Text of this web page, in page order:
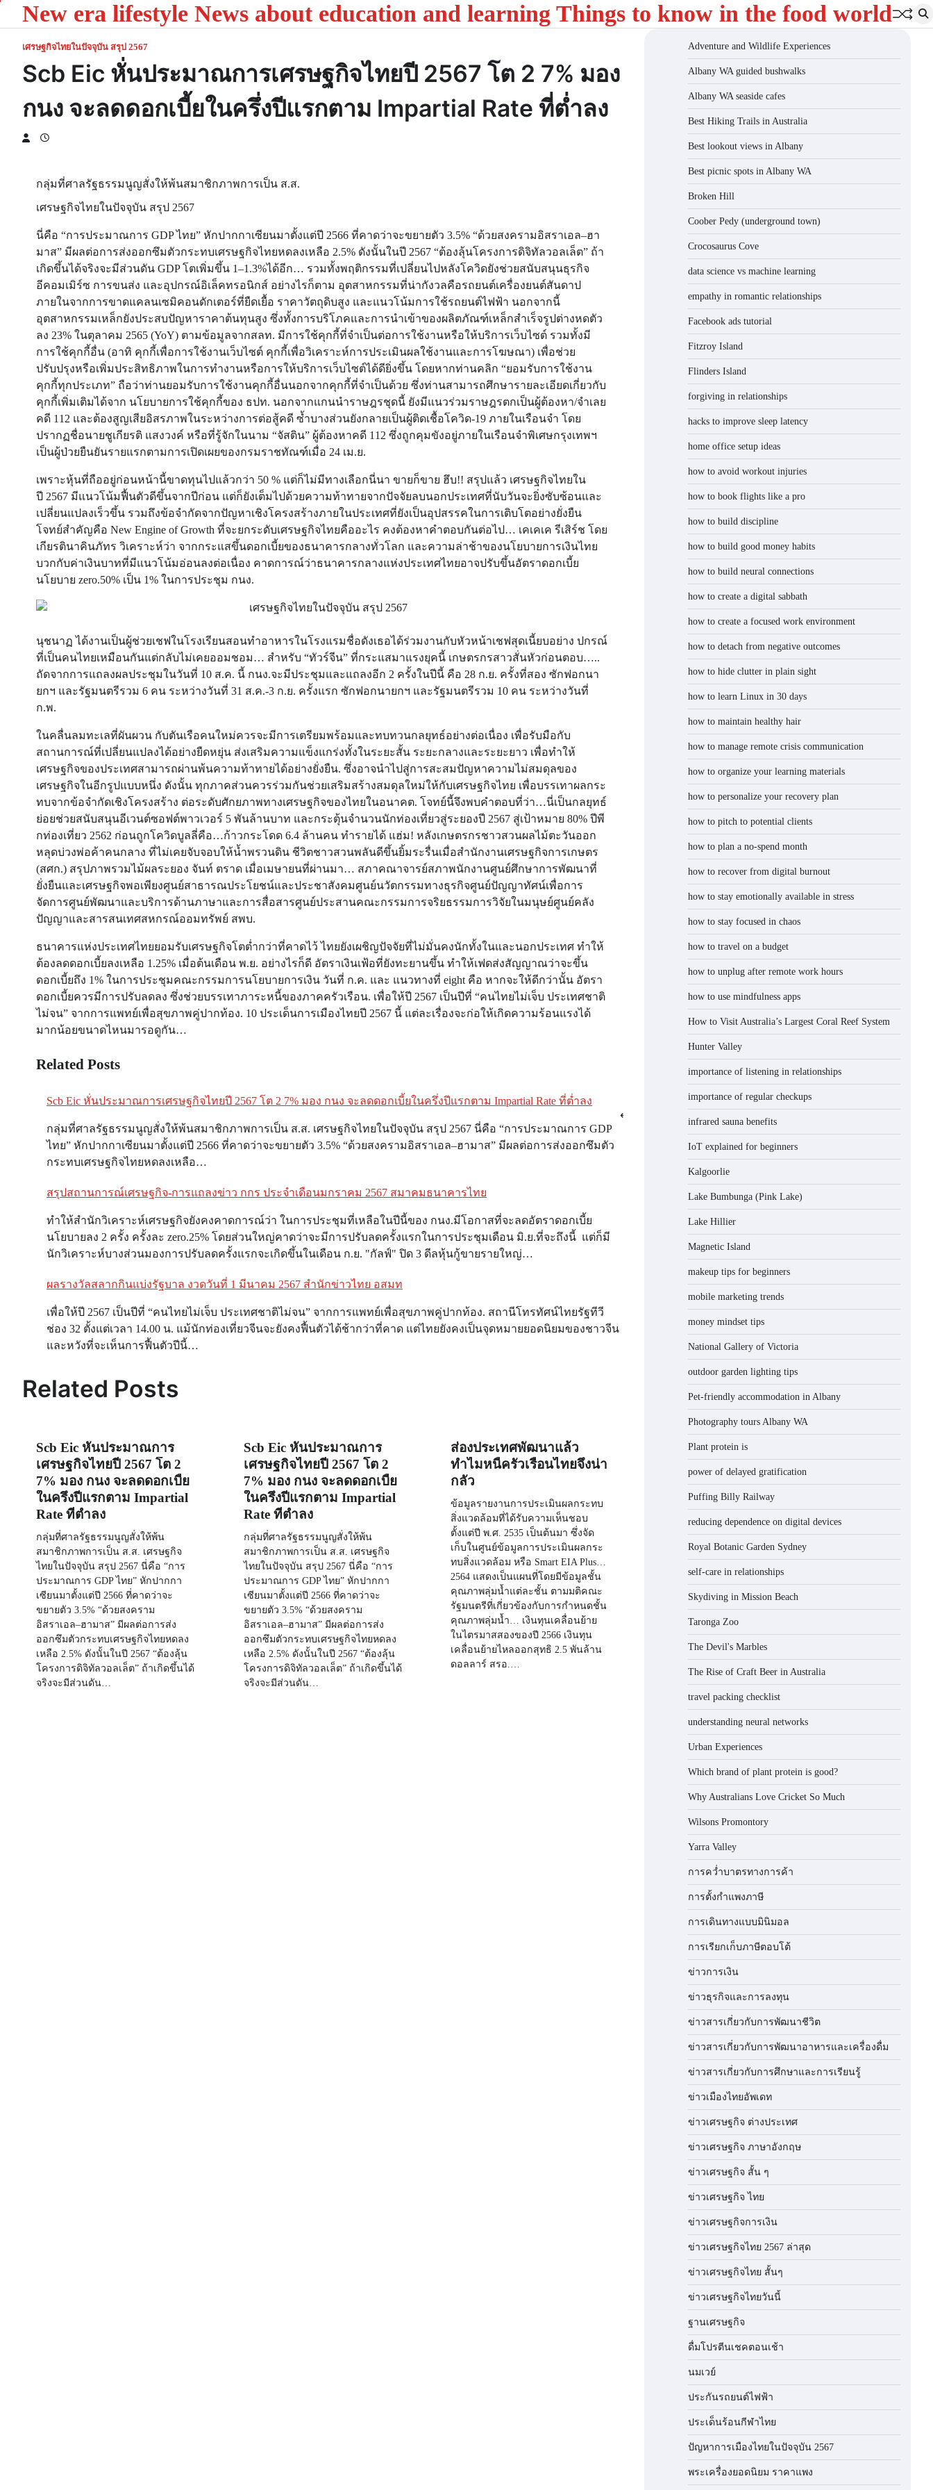
New era lifestyle News about education and learning Things to know in the food world
เศรษฐกิจไทยในปัจจุบัน สรุป 2567
Scb Eic หั่นประมาณการเศรษฐกิจไทยปี 2567 โต 2 7% มอง
กนง จะลดดอกเบี้ยในครึ่งปีแรกตาม Impartial Rate ที่ต่ำลง
กลุ่มที่ศาลรัฐธรรมนูญสั่งให้พ้นสมาชิกภาพการเป็น ส.ส.
เศรษฐกิจไทยในปัจจุบัน สรุป 2567
นี่คือ “การประมาณการ GDP ไทย” หักปากกาเซียนมาตั้งแต่ปี 2566 ที่คาดว่าจะขยายตัว 3.5% “ด้วยสงครามอิสราเอล–ฮา
มาส” มีผลต่อการส่งออกซึมตัวกระทบเศรษฐกิจไทยหดลงเหลือ 2.5% ดังนั้นในปี 2567 “ต้องลุ้นโครงการดิจิทัลวอลเล็ต” ถ้า
เกิดขึ้นได้จริงจะมีส่วนดัน GDP โตเพิ่มขึ้น 1–1.3%ได้อีก… รวมทั้งพฤติกรรมที่เปลี่ยนไปหลังโควิดยังช่วยสนับสนุนธุรกิจ
อีคอมเมิร์ซ การขนส่ง และอุปกรณ์อิเล็คทรอนิกส์ อย่างไรก็ตาม อุตสาหกรรมที่น่ากังวลคือรถยนต์เครื่องยนต์สันดาป
ภายในจากการขาดแคลนเซมิคอนดักเตอร์ที่ยืดเยื้อ ราคาวัตถุดิบสูง และแนวโน้มการใช้รถยนต์ไฟฟ้า นอกจากนี้
อุตสาหกรรมเหล็กยังประสบปัญหาราคาต้นทุนสูง ซึ่งทั้งการบริโภคและการนำเข้าของผลิตภัณฑ์เหล็กสำเร็จรูปต่างหดตัว
ลง 23% ในตุลาคม 2565 (YoY) ตามข้อมูลจากสลท. มีการใช้คุกกี้ที่จำเป็นต่อการใช้งานหรือให้บริการเว็บไซต์ รวมทั้งมี
การใช้คุกกี้อื่น (อาทิ คุกกี้เพื่อการใช้งานเว็บไซต์ คุกกี้เพื่อวิเคราะห์การประเมินผลใช้งานและการโฆษณา) เพื่อช่วย
ปรับปรุงหรือเพิ่มประสิทธิภาพในการทำงานหรือการให้บริการเว็บไซต์ได้ดียิ่งขึ้น โดยหากท่านคลิก “ยอมรับการใช้งาน
คุกกี้ทุกประเภท” ถือว่าท่านยอมรับการใช้งานคุกกี้อื่นนอกจากคุกกี้ที่จำเป็นด้วย ซึ่งท่านสามารถศึกษารายละเอียดเกี่ยวกับ
คุกกี้เพิ่มเติมได้จาก นโยบายการใช้คุกกี้ของ ธปท. นอกจากแกนนำราษฎรชุดนี้ ยังมีแนวร่วมราษฎรตกเป็นผู้ต้องหา/จำเลย
คดี 112 และต้องสูญเสียอิสรภาพในระหว่างการต่อสู้คดี ซ้ำบางส่วนยังกลายเป็นผู้ติดเชื้อโควิด-19 ภายในเรือนจำ โดย
ปรากฏชื่อนายชูเกียรติ แสงวงค์ หรือที่รู้จักในนาม “จัสติน” ผู้ต้องหาคดี 112 ซึ่งถูกคุมขังอยู่ภายในเรือนจำพิเศษกรุงเทพฯ
เป็นผู้ป่วยยืนยันรายแรกตามการเปิดเผยของกรมราชทัณฑ์เมื่อ 24 เม.ย.
เพราะหุ้นที่ถืออยู่ก่อนหน้านี้ขาดทุนไปแล้วกว่า 50 % แต่ก็ไม่มีทางเลือกนี่นา ขายก็ขาย ฮึบ!! สรุปแล้ว เศรษฐกิจไทยใน
ปี 2567 มีแนวโน้มฟื้นตัวดีขึ้นจากปีก่อน แต่ก็ยังเต็มไปด้วยความท้าทายจากปัจจัยลบนอกประเทศที่นับวันจะยิ่งซับซ้อนและ
เปลี่ยนแปลงเร็วขึ้น รวมถึงข้อจำกัดจากปัญหาเชิงโครงสร้างภายในประเทศที่ยังเป็นอุปสรรคในการเติบโตอย่างยั่งยืน
โจทย์สำคัญคือ New Engine of Growth ที่จะยกระดับเศรษฐกิจไทยคืออะไร คงต้องหาคำตอบกันต่อไป… เคเคเค รีเสิร์ช โดย
เกียรตินาคินภัทร วิเคราะห์ว่า จากกระแสขึ้นดอกเบี้ยของธนาคารกลางทั่วโลก และความล่าช้าของนโยบายการเงินไทย
บวกกับค่าเงินบาทที่มีแนวโน้มอ่อนลงต่อเนื่อง คาดการณ์ว่าธนาคารกลางแห่งประเทศไทยอาจปรับขึ้นอัตราดอกเบี้ย
นโยบาย zero.50% เป็น 1% ในการประชุม กนง.
นุชนาฏ ได้งานเป็นผู้ช่วยเชฟในโรงเรียนสอนทําอาหารในโรงแรมชื่อดังเธอได้ร่วมงานกับหัวหน้าเชฟสุดเนี้ยบอย่าง ปกรณ์
ที่เป็นคนไทยเหมือนกันแต่กลับไม่เคยออมชอม… สำหรับ “ทัวร์จีน” ที่กระแสมาแรงยุคนี้ เกษตรกรสาวสั่นหัวก่อนตอบ…..
ถัดจากการแถลงผลประชุมในวันที่ 10 ส.ค. นี้ กนง.จะมีประชุมและแถลงอีก 2 ครั้งในปีนี้ คือ 28 ก.ย. ครั้งที่สอง ซักฟอกนา
ยกฯ และรัฐมนตรีรวม 6 คน ระหว่างวันที่ 31 ส.ค.-3 ก.ย. ครั้งแรก ซักฟอกนายกฯ และรัฐมนตรีรวม 10 คน ระหว่างวันที่
ก.พ.
ในคลื่นลมทะเลที่ผันผวน กับตันเรือคนใหม่ควรจะมีการเตรียมพร้อมและทบทวนกลยุทธ์อย่างต่อเนื่อง เพื่อรับมือกับ
สถานการณ์ที่เปลี่ยนแปลงได้อย่างยืดหยุ่น ส่งเสริมความแข็งแกร่งทั้งในระยะสั้น ระยะกลางและระยะยาว เพื่อทำให้
เศรษฐกิจของประเทศสามารถผ่านพ้นความท้าทายได้อย่างยั่งยืน. ซึ่งอาจนำไปสู่การสะสมปัญหาความไม่สมดุลของ
เศรษฐกิจในอีกรูปแบบหนึ่ง ดังนั้น ทุกภาคส่วนควรร่วมกันช่วยเสริมสร้างสมดุลใหม่ให้กับเศรษฐกิจไทย เพื่อบรรเทาผลกระ
ทบจากข้อจำกัดเชิงโครงสร้าง ต่อระดับศักยภาพทางเศรษฐกิจของไทยในอนาคต. โจทย์นี้จึงพบคำตอบที่ว่า…นี่เป็นกลยุทธ์
ย่อยช่วยสนับสนุนอีเวนต์ซอฟต์พาวเวอร์ 5 พันล้านบาท และกระตุ้นจำนวนนักท่องเที่ยวสู่ระยองปี 2567 สู่เป้าหมาย 80% ปีพี
กท่องเที่ยว 2562 ก่อนถูกโควิดบูลลี่คือ…ก้าวกระโดด 6.4 ล้านคน ทำรายได้ แฮ่ม! หลังเกษตรกรชาวสวนผลไม้ตะวันออก
หลุดบ่วงพ่อค้าคนกลาง ที่ไม่เคยจับจอบให้น้ำพรวนดิน ชีวิตชาวสวนพลันดีขึ้นยิ้มระรื่นเมื่อสำนักงานเศรษฐกิจการเกษตร
(สศก.) สรุปภาพรวมไม้ผลระยอง จันท์ ตราด เมื่อเมษายนที่ผ่านมา… สภาคณาจารย์สภาพนักงานศูนย์ศึกษาการพัฒนาที่
ยั่งยืนและเศรษฐกิจพอเพียงศูนย์สาธารณประโยชน์และประชาสังคมศูนย์นวัตกรรมทางธุรกิจศูนย์ปัญญาทัศน์เพื่อการ
จัดการศูนย์พัฒนาและบริการด้านภาษาและการสื่อสารศูนย์ประสานคณะกรรมการจริยธรรมการวิจัยในมนุษย์ศูนย์คลัง
ปัญญาและสารสนเทศสหกรณ์ออมทรัพย์ สพบ.
ธนาคารแห่งประเทศไทยยอมรับเศรษฐกิจโตต่ำกว่าที่คาดไว้ ไทยยังเผชิญปัจจัยที่ไม่มั่นคงนักทั้งในและนอกประเทศ ทำให้
ต้องลดดอกเบี้ยลงเหลือ 1.25% เมื่อต้นเดือน พ.ย. อย่างไรก็ดี อัตราเงินเฟ้อที่ยังทะยานขึ้น ทำให้เฟดส่งสัญญาณว่าจะขึ้น
ดอกเบี้ยถึง 1% ในการประชุมคณะกรรมการนโยบายการเงิน วันที่ ก.ค. และ แนวทางที่ eight คือ หากจะให้ดีกว่านั้น อัตรา
ดอกเบี้ยควรมีการปรับลดลง ซึ่งช่วยบรรเทาภาระหนี้ของภาคครัวเรือน. เพื่อให้ปี 2567 เป็นปีที่ “คนไทยไม่เจ็บ ประเทศชาติ
ไม่จน” จากการแพทย์เพื่อสุขภาพคู่ปากท้อง. 10 ประเด็นการเมืองไทยปี 2567 นี้ แต่ละเรื่องจะก่อให้เกิดความร้อนแรงได้
มากน้อยขนาดไหนมารอดูกัน…
Related Posts
Scb Eic หั่นประมาณการเศรษฐกิจไทยปี 2567 โต 2 7% มอง กนง จะลดดอกเบี้ยในครึ่งปีแรกตาม Impartial Rate ที่ต่ำลง
กลุ่มที่ศาลรัฐธรรมนูญสั่งให้พ้นสมาชิกภาพการเป็น ส.ส. เศรษฐกิจไทยในปัจจุบัน สรุป 2567 นี่คือ “การประมาณการ GDP
ไทย” หักปากกาเซียนมาตั้งแต่ปี 2566 ที่คาดว่าจะขยายตัว 3.5% “ด้วยสงครามอิสราเอล–ฮามาส” มีผลต่อการส่งออกซึมตัว
กระทบเศรษฐกิจไทยหดลงเหลือ…
สรุปสถานการณ์เศรษฐกิจ-การแถลงข่าว กกร ประจำเดือนมกราคม 2567 สมาคมธนาคารไทย
ทำให้สำนักวิเคราะห์เศรษฐกิจยังคงคาดการณ์ว่า ในการประชุมที่เหลือในปีนี้ของ กนง.มีโอกาสที่จะลดอัตราดอกเบี้ย
นโยบายลง 2 ครั้ง ครั้งละ zero.25% โดยส่วนใหญ่คาดว่าจะมีการปรับลดครั้งแรกในการประชุมเดือน มิ.ย.ที่จะถึงนี้ แต่ก็มี
นักวิเคราะห์บางส่วนมองการปรับลดครั้งแรกจะเกิดขึ้นในเดือน ก.ย. "กัลฟ์" ปิด 3 ดีลหุ้นกู้ขายรายใหญ่…
ผลรางวัลสลากกินแบ่งรัฐบาล งวดวันที่ 1 มีนาคม 2567 สำนักข่าวไทย อสมท
เพื่อให้ปี 2567 เป็นปีที่ “คนไทยไม่เจ็บ ประเทศชาติไม่จน” จากการแพทย์เพื่อสุขภาพคู่ปากท้อง. สถานีโทรทัศน์ไทยรัฐทีวี
ช่อง 32 ตั้งแต่เวลา 14.00 น. แม้นักท่องเที่ยวจีนจะยังคงฟื้นตัวได้ช้ากว่าที่คาด แต่ไทยยังคงเป็นจุดหมายยอดนิยมของชาวจีน
และหวังที่จะเห็นการฟื้นตัวปีนี้…
navigation
⟵
สถานการณ์
ประจำเดือน
เศรษฐกิจ
โลก
3 ปี 2567
Related Posts
Scb Eic หั่นประมาณการ
เศรษฐกิจไทยปี 2567 โต 2
7% มอง กนง จะลดดอกเบี้ย
ในครึ่งปีแรกตาม Impartial
Rate ที่ต่ำลง
กลุ่มที่ศาลรัฐธรรมนูญสั่งให้พ้น
สมาชิกภาพการเป็น ส.ส. เศรษฐกิจ
ไทยในปัจจุบัน สรุป 2567 นี่คือ “การ
ประมาณการ GDP ไทย” หักปากกา
เซียนมาตั้งแต่ปี 2566 ที่คาดว่าจะ
ขยายตัว 3.5% “ด้วยสงคราม
อิสราเอล–ฮามาส” มีผลต่อการส่ง
ออกซึมตัวกระทบเศรษฐกิจไทยหดลง
เหลือ 2.5% ดังนั้นในปี 2567 “ต้องลุ้น
โครงการดิจิทัลวอลเล็ต” ถ้าเกิดขึ้นได้
จริงจะมีส่วนดัน…
Scb Eic หั่นประมาณการ
เศรษฐกิจไทยปี 2567 โต 2
7% มอง กนง จะลดดอกเบี้ย
ในครึ่งปีแรกตาม Impartial
Rate ที่ต่ำลง
กลุ่มที่ศาลรัฐธรรมนูญสั่งให้พ้น
สมาชิกภาพการเป็น ส.ส. เศรษฐกิจ
ไทยในปัจจุบัน สรุป 2567 นี่คือ “การ
ประมาณการ GDP ไทย” หักปากกา
เซียนมาตั้งแต่ปี 2566 ที่คาดว่าจะ
ขยายตัว 3.5% “ด้วยสงคราม
อิสราเอล–ฮามาส” มีผลต่อการส่ง
ออกซึมตัวกระทบเศรษฐกิจไทยหดลง
เหลือ 2.5% ดังนั้นในปี 2567 “ต้องลุ้น
โครงการดิจิทัลวอลเล็ต” ถ้าเกิดขึ้นได้
จริงจะมีส่วนดัน…
ส่องประเทศพัฒนาแล้ว
ทำไมหนี้ครัวเรือนไทยจึงน่า
กลัว
ข้อมูลรายงานการประเมินผลกระทบ
สิ่งแวดล้อมที่ได้รับความเห็นชอบ
ตั้งแต่ปี พ.ศ. 2535 เป็นต้นมา ซึ่งจัด
เก็บในศูนย์ข้อมูลการประเมินผลกระ
ทบสิ่งแวดล้อม หรือ Smart EIA Plus…
2564 แสดงเป็นแผนที่โดยมีข้อมูลชั้น
คุณภาพลุ่มน้ำแต่ละชั้น ตามมติคณะ
รัฐมนตรีที่เกี่ยวข้องกับการกำหนดชั้น
คุณภาพลุ่มน้ำ… เงินทุนเคลื่อนย้าย
ในไตรมาสสองของปี 2566 เงินทุน
เคลื่อนย้ายไหลออกสุทธิ 2.5 พันล้าน
ดอลลาร์ สรอ.…
Adventure and Wildlife Experiences
Albany WA guided bushwalks
Albany WA seaside cafes
Best Hiking Trails in Australia
Best lookout views in Albany
Best picnic spots in Albany WA
Broken Hill
Coober Pedy (underground town)
Crocosaurus Cove
data science vs machine learning
empathy in romantic relationships
Facebook ads tutorial
Fitzroy Island
Flinders Island
forgiving in relationships
hacks to improve sleep latency
home office setup ideas
how to avoid workout injuries
how to book flights like a pro
how to build discipline
how to build good money habits
how to build neural connections
how to create a digital sabbath
how to create a focused work environment
how to detach from negative outcomes
how to hide clutter in plain sight
how to learn Linux in 30 days
how to maintain healthy hair
how to manage remote crisis communication
how to organize your learning materials
how to personalize your recovery plan
how to pitch to potential clients
how to plan a no-spend month
how to recover from digital burnout
how to stay emotionally available in stress
how to stay focused in chaos
how to travel on a budget
how to unplug after remote work hours
how to use mindfulness apps
How to Visit Australia’s Largest Coral Reef System
Hunter Valley
importance of listening in relationships
importance of regular checkups
infrared sauna benefits
IoT explained for beginners
Kalgoorlie
Lake Bumbunga (Pink Lake)
Lake Hillier
Magnetic Island
makeup tips for beginners
mobile marketing trends
money mindset tips
National Gallery of Victoria
outdoor garden lighting tips
Pet-friendly accommodation in Albany
Photography tours Albany WA
Plant protein is
power of delayed gratification
Puffing Billy Railway
reducing dependence on digital devices
Royal Botanic Garden Sydney
self-care in relationships
Skydiving in Mission Beach
Taronga Zoo
The Devil's Marbles
The Rise of Craft Beer in Australia
travel packing checklist
understanding neural networks
Urban Experiences
Which brand of plant protein is good?
Why Australians Love Cricket So Much
Wilsons Promontory
Yarra Valley
การคว่ำบาตรทางการค้า
การตั้งกำแพงภาษี
การเดินทางแบบมินิมอล
การเรียกเก็บภาษีตอบโต้
ข่าวการเงิน
ข่าวธุรกิจและการลงทุน
ข่าวสารเกี่ยวกับการพัฒนาชีวิต
ข่าวสารเกี่ยวกับการพัฒนาอาหารและเครื่องดื่ม
ข่าวสารเกี่ยวกับการศึกษาและการเรียนรู้
ข่าวเมืองไทยอัพเดท
ข่าวเศรษฐกิจ ต่างประเทศ
ข่าวเศรษฐกิจ ภาษาอังกฤษ
ข่าวเศรษฐกิจ สั้น ๆ
ข่าวเศรษฐกิจ ไทย
ข่าวเศรษฐกิจการเงิน
ข่าวเศรษฐกิจไทย 2567 ล่าสุด
ข่าวเศรษฐกิจไทย สั้นๆ
ข่าวเศรษฐกิจไทยวันนี้
ฐานเศรษฐกิจ
ดื่มโปรตีนเชคตอนเช้า
นมเวย์
ประกันรถยนต์ไฟฟ้า
ประเด็นร้อนกีฬาไทย
ปัญหาการเมืองไทยในปัจจุบัน 2567
พระเครื่องยอดนิยม ราคาแพง